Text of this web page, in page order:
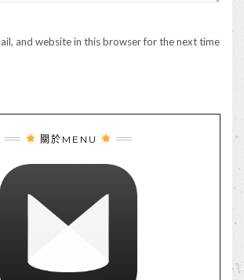
and website in this browser for the next time
關於MENU